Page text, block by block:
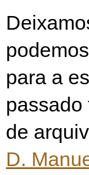
para a
passado
de
D.